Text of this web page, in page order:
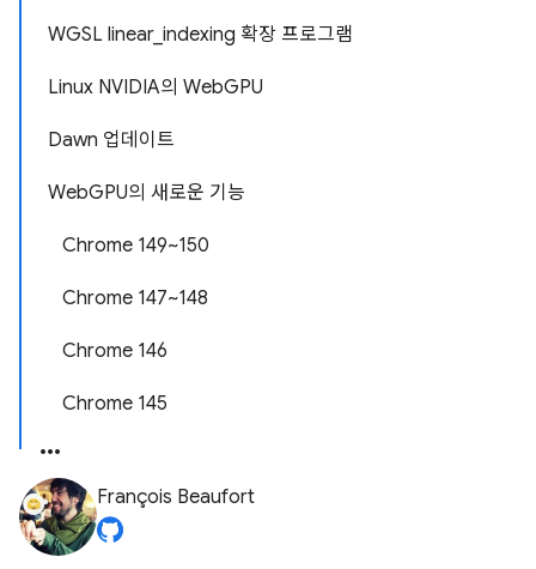
WGSL linear_ indexing 확장 프로그램
Linux NVIDIA의 WebGPU
Dawn 업데이트
WebGPU의 새로운 기능
Chrome 149~150
Chrome 147~148
Chrome 146
Chrome 145
François Beaufort